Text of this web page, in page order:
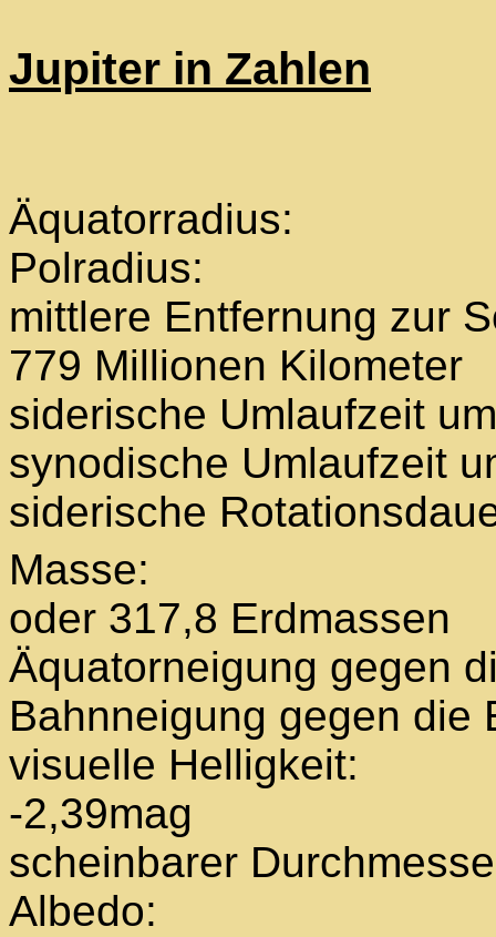
Jupiter in Zahlen
mittlere Entfernung
779 Millionen Kilometer
siderische Umlaufzeit
synodische Umlaufzeit
siderische
oder 317,8 Erdmassen
Äquatorneigung gegen
Bahnneigung gegen
visuelle
-2,39mag
scheinbarer